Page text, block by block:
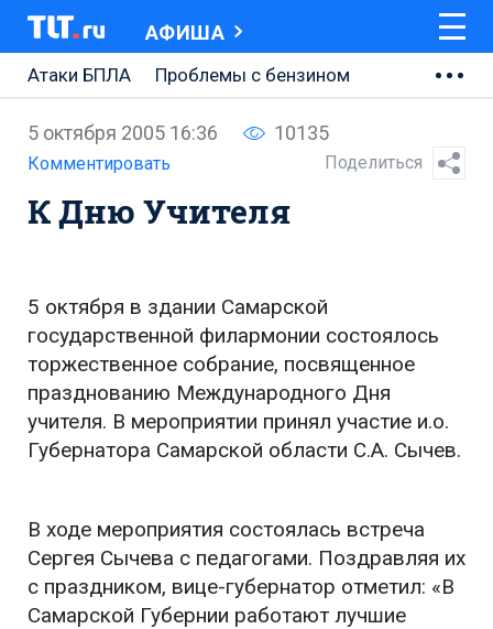
АФИША
Атаки БПЛА
Проблемы с бензином
АВТОВАЗ
Ремонт Центральной площади
Ремонт Обводного шоссе
Неделя Тольятти
5 октября 2005 16:36 10135
Комментировать Поделиться
К Дню Учителя
5 октября в здании Самарской
государственной филармонии состоялось
торжественное собрание, посвященное
празднованию Международного Дня
учителя. В мероприятии принял участие и.о.
Губернатора Самарской области С.А. Сычев.
В ходе мероприятия состоялась встреча
Сергея Сычева с педагогами. Поздравляя их
с праздником, вице-губернатор отметил: «В
Самарской Губернии работают лучшие